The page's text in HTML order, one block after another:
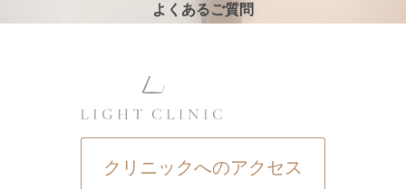
よくあるご質問
クリニックへのアクセス